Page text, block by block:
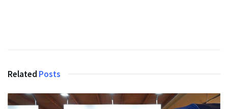
Related Posts